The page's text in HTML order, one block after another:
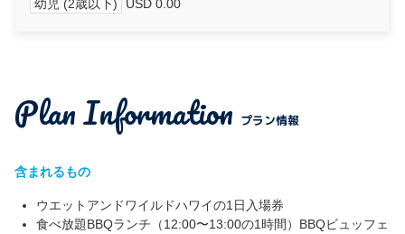
幼児 (2歳以下) USD 0.00
Plan Information プラン情報
含まれるもの
ウエットアンドワイルドハワイの1日入場券
食べ放題BBQランチ（12:00〜13:00の1時間）BBQビュッフェ